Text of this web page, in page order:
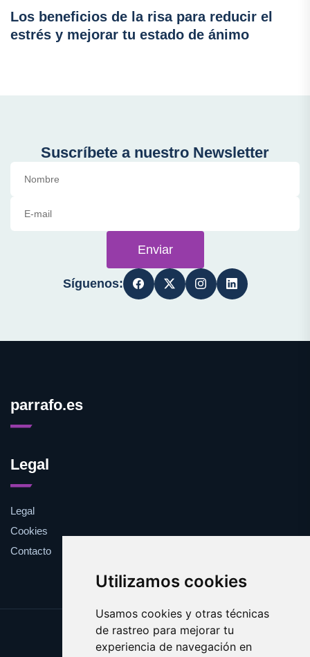
Utilizamos cookies
Usamos cookies y otras técnicas
de rastreo para mejorar tu
experiencia de navegación en
Los beneficios de la risa para reducir el
estrés y mejorar tu estado de ánimo
Suscríbete a nuestro Newsletter
Enviar
Síguenos:
parrafo.es
Legal
Legal
Cookies
Contacto
Update cookies preferences